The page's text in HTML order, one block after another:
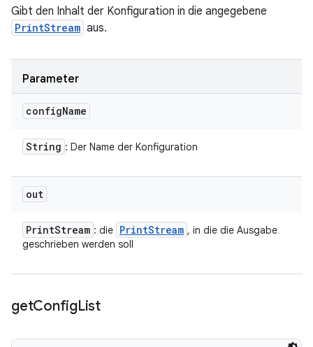
Gibt den Inhalt der Konfiguration in die angegebene
PrintStream aus.
Parameter
configName
String : Der Name der Konfiguration
out
PrintStream : die PrintStream , in die die Ausgabe
geschrieben werden soll
getConfigList